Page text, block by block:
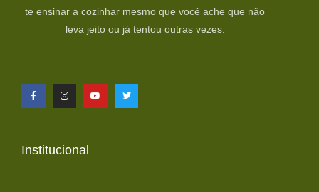
te ensinar a cozinhar mesmo que você ache que não
leva jeito ou já tentou outras vezes.
Institucional